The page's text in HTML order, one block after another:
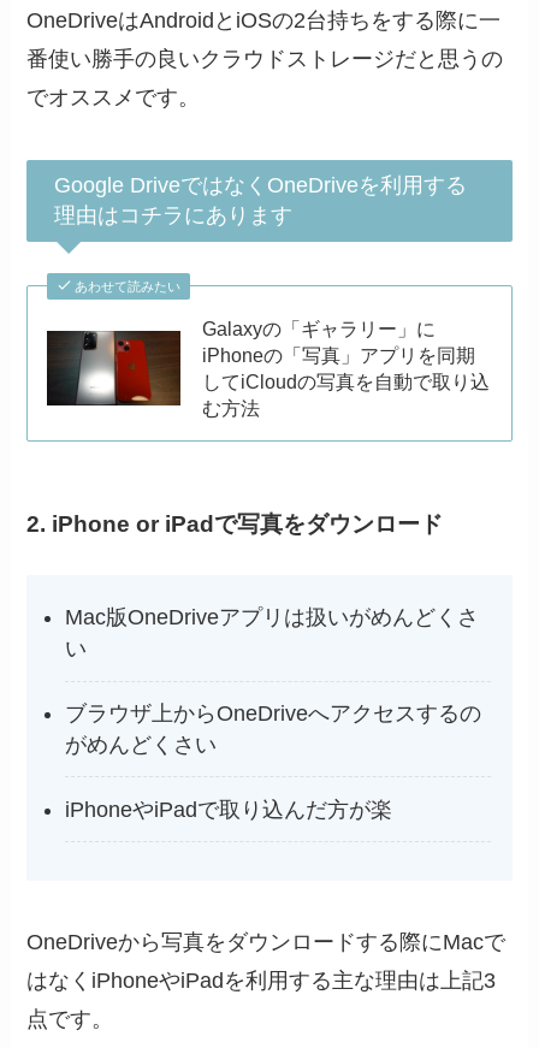
OneDriveはAndroidとiOSの2台持ちをする際に一
番使い勝手の良いクラウドストレージだと思うの
でオススメです。
Google DriveではなくOneDriveを利用する
理由はコチラにあります
あわせて読みたい
Galaxyの「ギャラリー」に
iPhoneの「写真」アプリを同期
してiCloudの写真を自動で取り込
む方法
2. iPhone or iPadで写真をダウンロード
Mac版OneDriveアプリは扱いがめんどくさ
い
ブラウザ上からOneDriveへアクセスするの
がめんどくさい
iPhoneやiPadで取り込んだ方が楽
OneDriveから写真をダウンロードする際にMacで
はなくiPhoneやiPadを利用する主な理由は上記3
点です。